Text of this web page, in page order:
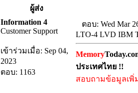
ผู้ส่ง
Information 4
Customer Support
เข้าร่วมเมื่อ: Sep 04,
2023
ตอบ: 1163
ตอบ: Wed Mar
LTO-4 LVD IBM
Memory
ประเทศไทย !!
สอบถามข้อมูลเพิ่